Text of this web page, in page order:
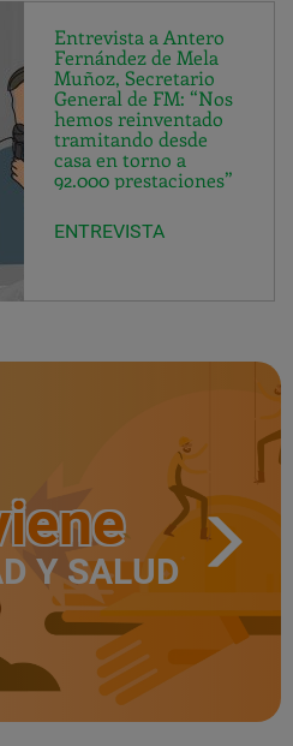
Entrevista a Antero
Fernández de Mela
Muñoz, Secretario
General de FM: “Nos
hemos reinventado
tramitando desde
casa en torno a
92.000 prestaciones”
ENTREVISTA
Y SALUD